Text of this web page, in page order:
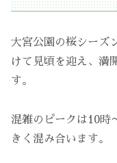
大宮公園の桜シーズ
けて見頃を迎え、満
す。
混雑のピークは10時
きく混み合います。